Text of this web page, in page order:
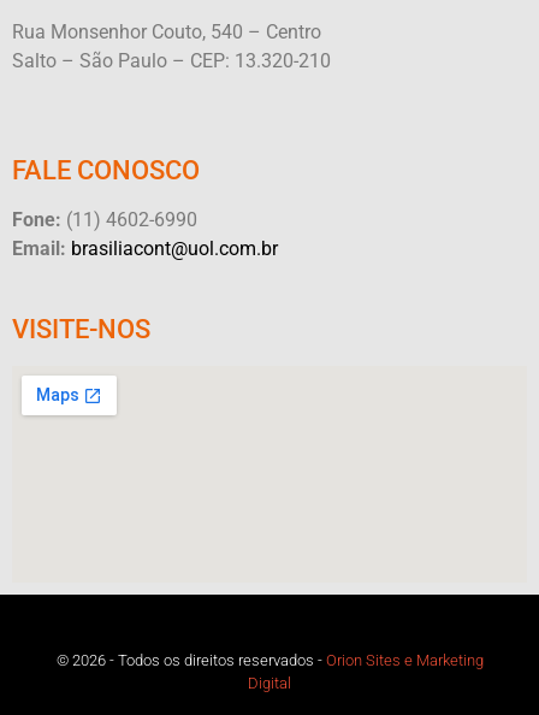
Rua Monsenhor Couto, 540 – Centro
Salto – São Paulo – CEP: 13.320-210
FALE CONOSCO
Fone: (11) 4602-6990
Email: brasiliacont@uol.com.br
VISITE-NOS
© 2026 - Todos os direitos reservados - Orion Sites e Marketing
Digital